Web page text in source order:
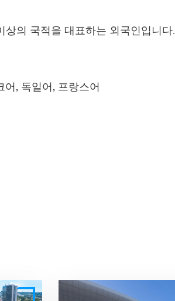
상의 국적을 대표하는 외국인입니다.
어, 독일어, 프랑스어